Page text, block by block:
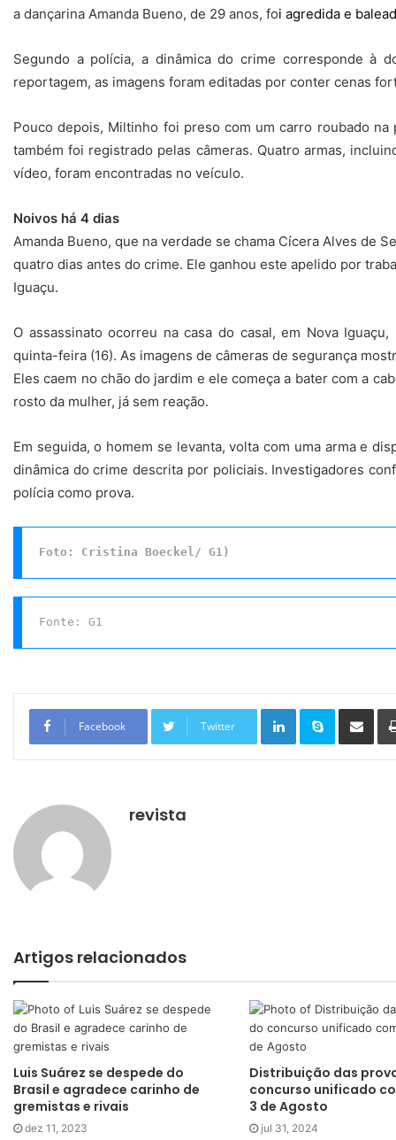
a dançarina Amanda Bueno, de 29 anos, foi agredida e
Segundo a polícia, a dinâmica do crime corresponde à
reportagem, as imagens foram editadas por conter cenas
Pouco depois, Miltinho foi preso com um carro roubado
também foi registrado pelas câmeras. Quatro armas,
vídeo, foram encontradas no veículo.
Noivos há 4 dias
Amanda Bueno, que na verdade se chama Cícera Alves de
quatro dias antes do crime. Ele ganhou este apelido por
Iguaçu.
O assassinato ocorreu na casa do casal, em Nova
quinta-feira (16). As imagens de câmeras de segurança
Eles caem no chão do jardim e ele começa a bater com a
rosto da mulher, já sem reação.
Em seguida, o homem se levanta, volta com uma arma e
dinâmica do crime descrita por policiais. Investigadores
polícia como prova.
Foto: Cristina Boeckel/ G1)
Fonte: G1
Facebook Twitter
Linkedin Skype
revista
Artigos relacionados
Luis Suárez se despede do
Brasil e agradece carinho de
gremistas e rivais
dez 11, 2023
Distribuição das
concurso unificado
3 de Agosto
jul 31, 2024